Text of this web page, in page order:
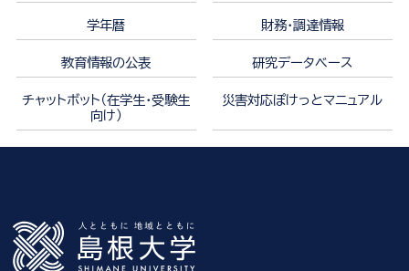
学年暦 財務・調達情報
教育情報の公表 研究データベース
チャットボット（在学生・受験生
向け）
災害対応ぽけっとマニュアル